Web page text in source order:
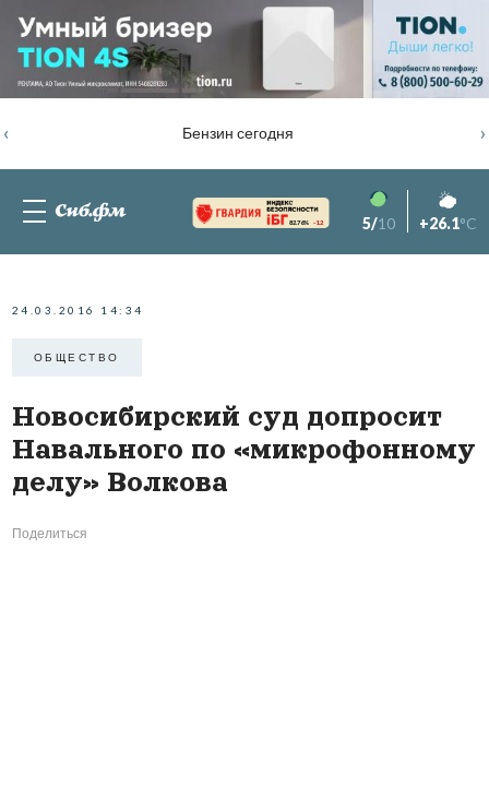
Бензин сегодня
‹ ›
82.76% -1.2 5/10 +26.1°C
24.03.2016 14:34
ОБЩЕСТВО
Новосибирский суд допросит
Навального по «микрофонному
делу» Волкова
Поделиться